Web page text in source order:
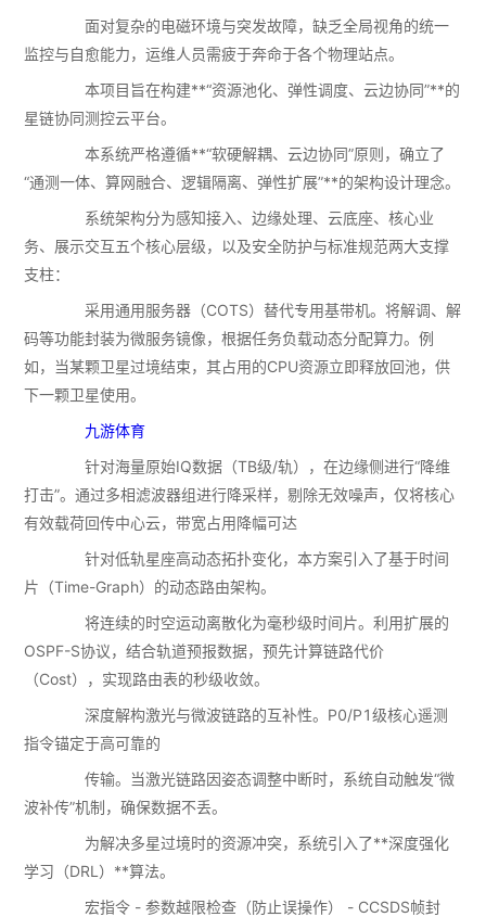
面对复杂的电磁环境与突发故障，缺乏全局视角的统一
监控与自愈能力，运维人员需疲于奔命于各个物理站点。
本项目旨在构建**“资源池化、弹性调度、云边协同”**的
星链协同测控云平台。
本系统严格遵循**“软硬解耦、云边协同”原则，确立了
“通测一体、算网融合、逻辑隔离、弹性扩展”**的架构设计理念。
系统架构分为感知接入、边缘处理、云底座、核心业
务、展示交互五个核心层级，以及安全防护与标准规范两大支撑
支柱：
采用通用服务器（COTS）替代专用基带机。将解调、解
码等功能封装为微服务镜像，根据任务负载动态分配算力。例
如，当某颗卫星过境结束，其占用的CPU资源立即释放回池，供
下一颗卫星使用。
九游体育
针对海量原始IQ数据（TB级/轨），在边缘侧进行“降维
打击”。通过多相滤波器组进行降采样，剔除无效噪声，仅将核心
有效载荷回传中心云，带宽占用降幅可达
针对低轨星座高动态拓扑变化，本方案引入了基于时间
片（Time-Graph）的动态路由架构。
将连续的时空运动离散化为毫秒级时间片。利用扩展的
OSPF-S协议，结合轨道预报数据，预先计算链路代价
（Cost），实现路由表的秒级收敛。
深度解构激光与微波链路的互补性。P0/P1级核心遥测
指令锚定于高可靠的
传输。当激光链路因姿态调整中断时，系统自动触发“微
波补传”机制，确保数据不丢。
为解决多星过境时的资源冲突，系统引入了**深度强化
学习（DRL）**算法。
宏指令 - 参数越限检查（防止误操作） - CCSDS帧封